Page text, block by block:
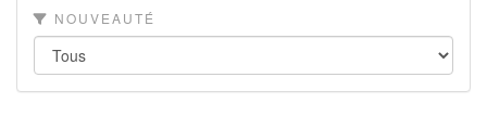
NOUVEAUTÉ